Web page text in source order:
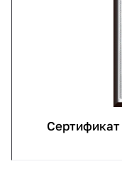
Сертификат